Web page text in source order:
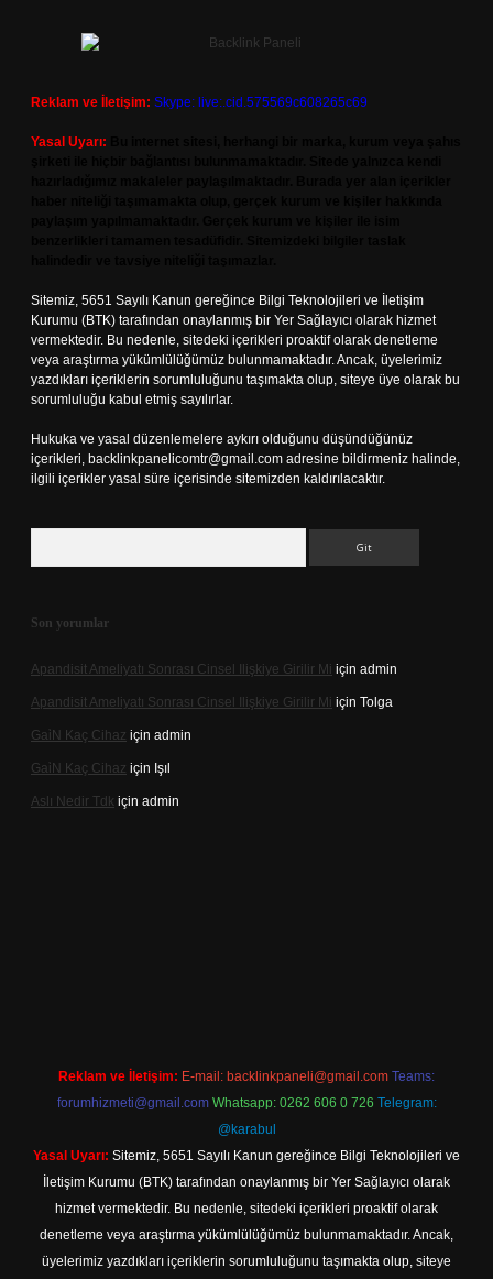
Reklam ve İletişim: Skype: live:.cid.575569c608265c69
Yasal Uyarı:
Sitemiz, 5651 Sayılı Kanun gereğince Bilgi Teknolojileri ve İletişim
Kurumu (BTK) tarafından onaylanmış bir Yer Sağlayıcı olarak hizmet
vermektedir. Bu nedenle, sitedeki içerikleri proaktif olarak denetleme
veya araştırma yükümlülüğümüz bulunmamaktadır. Ancak, üyelerimiz
yazdıkları içeriklerin sorumluluğunu taşımakta olup, siteye üye olarak bu
sorumluluğu kabul etmiş sayılırlar.
Hukuka ve yasal düzenlemelere aykırı olduğunu düşündüğünüz
içerikleri, backlinkpanelicomtr@gmail.com adresine bildirmeniz halinde,
ilgili içerikler yasal süre içerisinde sitemizden kaldırılacaktır.
Son yorumlar
Apandisit Ameliyatı Sonrası Cinsel Ilişkiye Girilir Mi için admin
Apandisit Ameliyatı Sonrası Cinsel Ilişkiye Girilir Mi için Tolga
Gai̇N Kaç Cihaz için admin
Gai̇N Kaç Cihaz için Işıl
Aslı Nedir Tdk için admin
Reklam ve İletişim: E-mail: backlinkpaneli@gmail.com Teams:
forumhizmeti@gmail.com Whatsapp: 0262 606 0 726 Telegram:
@karabul
Yasal Uyarı: Sitemiz, 5651 Sayılı Kanun gereğince Bilgi Teknolojileri ve
İletişim Kurumu (BTK) tarafından onaylanmış bir Yer Sağlayıcı olarak
hizmet vermektedir. Bu nedenle, sitedeki içerikleri proaktif olarak
denetleme veya araştırma yükümlülüğümüz bulunmamaktadır. Ancak,
üyelerimiz yazdıkları içeriklerin sorumluluğunu taşımakta olup, siteye